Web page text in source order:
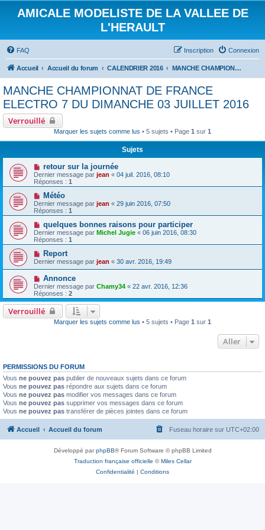
AMICALE MODELISTE DE LA VALLEE DE
L'HERAULT
FAQ Connexion
Inscription
Accueil Accueil du forum CALENDRIER 2016 MANCHE CHAMPIONNAT DE FRANCE ELECTRO 7 DU DIMANCHE 03 JUILLET 2016
MANCHE CHAMPIONNAT DE FRANCE
ELECTRO 7 DU DIMANCHE 03 JUILLET 2016
Verrouillé
Marquer les sujets comme lus • 5 sujets • Page 1 sur 1
Sujets
retour sur la journée
Dernier message par jean « 04 juil. 2016, 08:10
Réponses : 1
Météo
Dernier message par jean « 29 juin 2016, 07:50
Réponses : 1
quelques bonnes raisons pour participer
Dernier message par Michel Jugie « 06 juin 2016, 08:30
Réponses : 1
Report
Dernier message par jean « 30 avr. 2016, 19:49
Annonce
Dernier message par Chamy34 « 22 avr. 2016, 12:36
Réponses : 2
Verrouillé
Marquer les sujets comme lus • 5 sujets • Page 1 sur 1
Aller
PERMISSIONS DU FORUM
Vous ne pouvez pas publier de nouveaux sujets dans ce forum
Vous ne pouvez pas répondre aux sujets dans ce forum
Vous ne pouvez pas modifier vos messages dans ce forum
Vous ne pouvez pas supprimer vos messages dans ce forum
Vous ne pouvez pas transférer de pièces jointes dans ce forum
Accueil Accueil du forum Fuseau horaire sur UTC+02:00
Développé parphpBB® Forum Software © phpBB Limited
Traduction française officielle ©Miles Cellar
Confidentialité | Conditions